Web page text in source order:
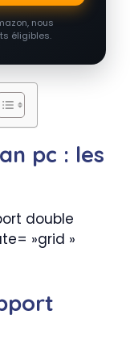
nous
éligibles.
pc : les
double
»grid »